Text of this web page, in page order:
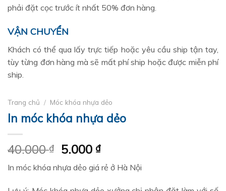
phải đặt cọc trước ít nhất 50% đơn hàng.
VẬN CHUYỂN
Khách có thể qua lấy trực tiếp hoặc yêu cầu ship tận tay,
tùy từng đơn hàng mà sẽ mất phí ship hoặc được miễn phí
ship.
Trang chủ / Móc khóa nhựa dẻo
In móc khóa nhựa dẻo
40.000₫
Giá
gốc
là:
40.000 ₫.
5.000 ₫Giá
hiện
tại
In móc khóa nhựa dẻo giá rẻ ở Hà Nội